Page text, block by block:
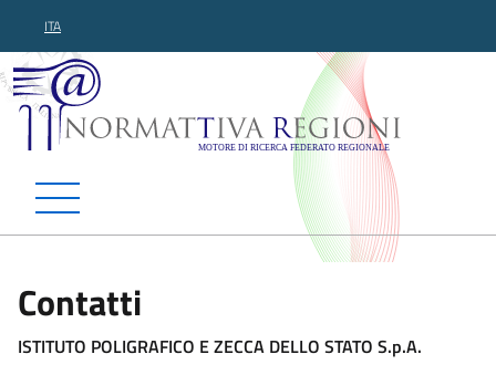
ITA
Normattiva Regioni -
Contatti
ISTITUTO POLIGRAFICO E ZECCA DELLO STATO S.p.A.